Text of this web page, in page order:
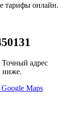
тарифы онлайн.
адрес
ниже.
Maps